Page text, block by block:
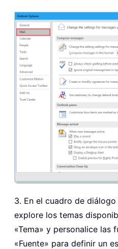
3. En el cuadro de
explore los temas
«Tema» y personalice las
«Fuente» para definir un